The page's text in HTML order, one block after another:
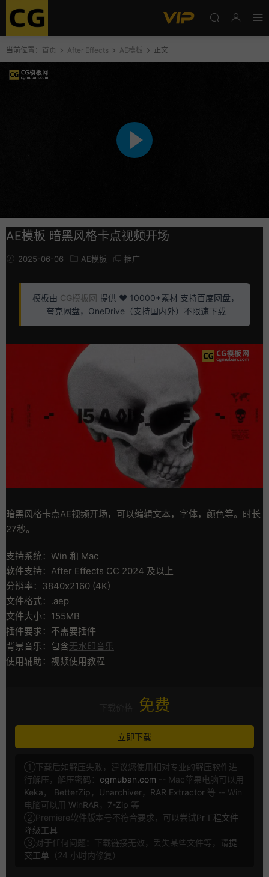
当前位置： 首页 After Effects AE模板 正文
AE模板 暗黑风格卡点视频开场
2025-06-06 AE模板 推广
模板由 CG模板网 提供 ❤️ 10000+素材 支持百度网盘，
夸克网盘，OneDrive（支持国内外）不限速下载
暗黑风格卡点AE视频开场，可以编辑文本，字体，颜色等。时长
27秒。
支持系统：Win 和 Mac
软件支持：After Effects CC 2024 及以上
分辨率：3840x2160 (4K)
文件格式：.aep
文件大小：155MB
插件要求：不需要插件
背景音乐：包含无水印音乐
使用辅助：视频使用教程
免费
立即下载
①下载后如解压失败，建议您使用相对专业的解压软件进
行解压，解压密码： cgmuban.com -- Mac苹果电脑可以用
Keka ， BetterZip ， Unarchiver， RAR Extractor 等 -- Win
电脑可以用 WinRAR ， 7-Zip 等
②Premiere软件版本号不符合要求，可以尝试Pr工程文件
降级工具
③对于任何问题：下载链接无效，丢失某些文件等，请提
交工单 （24 小时内修复）